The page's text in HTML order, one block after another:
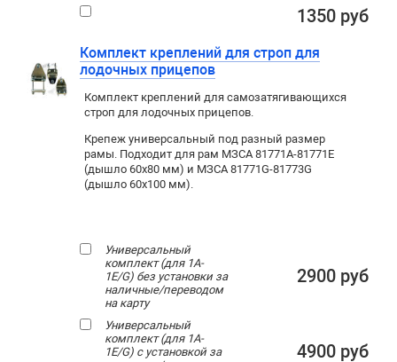
1350 руб
Комплект креплений для строп для
лодочных прицепов
Комплект креплений для самозатягивающихся
строп для лодочных прицепов.
Крепеж универсальный под разный размер
рамы. Подходит для рам МЗСА 81771A-81771E
(дышло 60x80 мм) и МЗСА 81771G-81773G
(дышло 60x100 мм).
Универсальный
комплект (для 1A-
1E/G) без установки за
наличные/переводом
на карту
2900 руб
Универсальный
комплект (для 1A-
1E/G) с установкой за
4900 руб